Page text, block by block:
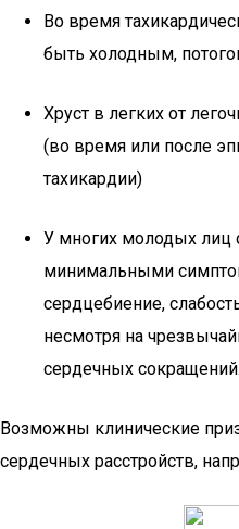
Во время
быть холодным,
Хруст в легких от
(во время или после
тахикардии)
У многих молодых лиц
минимальными
сердцебиение,
несмотря на
сердечных сокращений.
Возможны клинические
сердечных расстройств,